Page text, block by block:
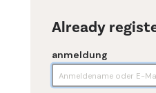
Already
anmeldung